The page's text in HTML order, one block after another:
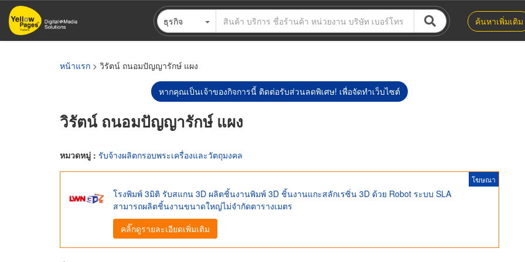
ข้าม
ไป
ธุรกิจ ค้นหาเพิ่มเติม
หน้าแรก > วิรัตน์ ถนอมปัญญารักษ์ แผง
หากคุณเป็นเจ้าของกิจการนี้ ติดต่อรับส่วนลดพิเศษ! เพื่อจัดทำเว็บไซต์
วิรัตน์ ถนอมปัญญารักษ์ แผง
หมวดหมู่ : รับจ้างผลิตกรอบพระเครื่องและวัตถุมงคล
โฆษณา
โรงพิมพ์ 3มิติ รับสแกน 3D ผลิตชิ้นงานพิมพ์ 3D ชิ้นงานแกะสลักเรซิ่น 3D ด้วย Robot ระบบ SLA
สามารถผลิตชิ้นงานขนาดใหญ่ไม่จำกัดตารางเมตร
คลิ๊กดูรายละเอียดเพิ่มเติม